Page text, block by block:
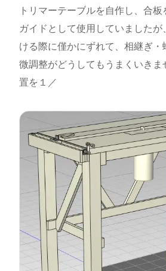
トリマーテーブルを自作し、合
ガイドとして使用していました
ける際に僅かにずれて、相継ぎ・
微調整がどうしてもうまくいきま
置を１／